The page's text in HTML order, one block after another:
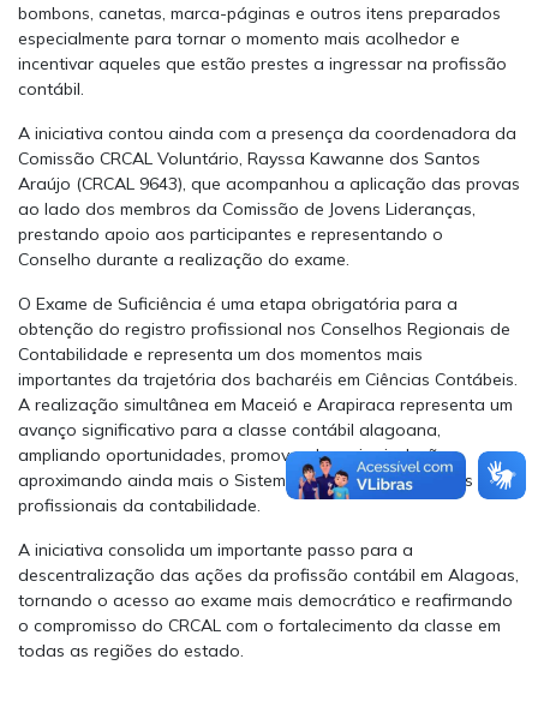
bombons, canetas, marca-páginas e outros itens preparados
especialmente para tornar o momento mais acolhedor e
incentivar aqueles que estão prestes a ingressar na profissão
contábil.
A iniciativa contou ainda com a presença da coordenadora da
Comissão CRCAL Voluntário, Rayssa Kawanne dos Santos
Araújo (CRCAL 9643), que acompanhou a aplicação das provas
ao lado dos membros da Comissão de Jovens Lideranças,
prestando apoio aos participantes e representando o
Conselho durante a realização do exame.
O Exame de Suficiência é uma etapa obrigatória para a
obtenção do registro profissional nos Conselhos Regionais de
Contabilidade e representa um dos momentos mais
importantes da trajetória dos bacharéis em Ciências Contábeis.
A realização simultânea em Maceió e Arapiraca representa um
avanço significativo para a classe contábil alagoana,
ampliando oportunidades, promovendo maior inclusão e
aproximando ainda mais o Sistema CFC/CRCs dos futuros
profissionais da contabilidade.
A iniciativa consolida um importante passo para a
descentralização das ações da profissão contábil em Alagoas,
tornando o acesso ao exame mais democrático e reafirmando
o compromisso do CRCAL com o fortalecimento da classe em
todas as regiões do estado.